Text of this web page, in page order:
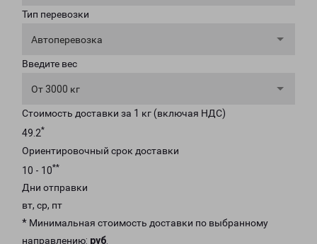
Тип перевозки
Автоперевозка
Введите вес
От 3000 кг
Стоимость доставки за 1 кг (включая НДС)
49.2*
Ориентировочный срок доставки
10 - 10**
Дни отправки
вт, ср, пт
* Минимальная стоимость доставки по выбранному
направлению: руб.